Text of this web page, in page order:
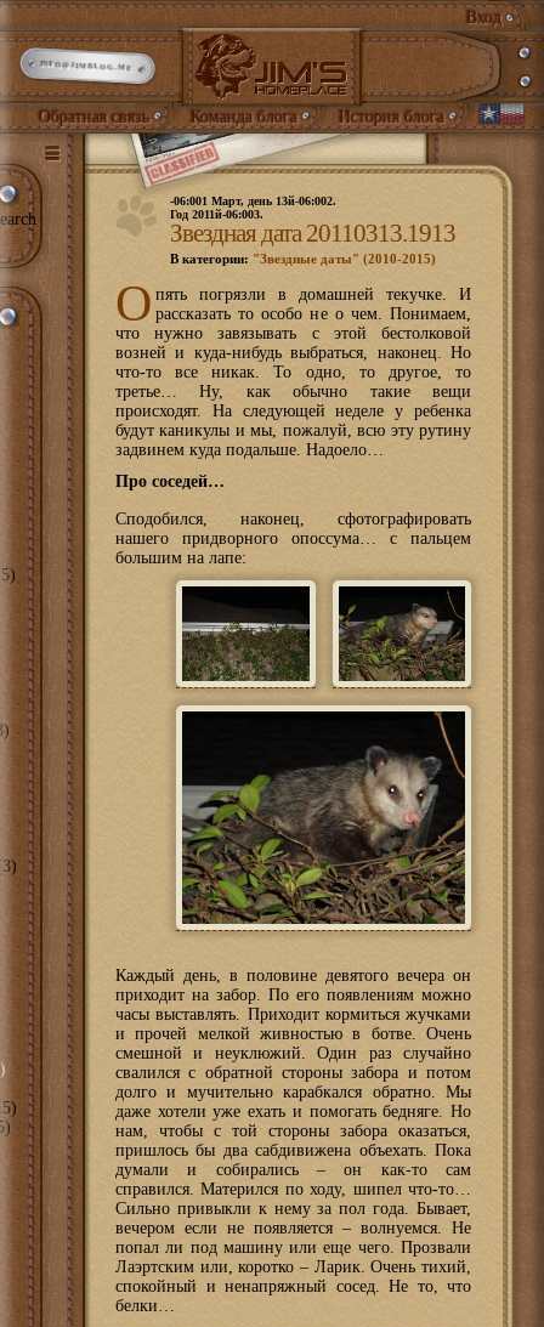
Вход
INFO@JIMBLOG.ME
Обратная связь Команда блога История блога
-06:001 Март, день 13й-06:002.
Год 2011й-06:003.
Звездная дата 20110313.1913
В категории: "Звездные даты" (2010-2015)
О пять погрязли в домашней текучке. И
рассказать то особо не о чем. Понимаем,
что нужно завязывать с этой бестолковой
возней и куда-нибудь выбраться, наконец. Но
что-то все никак. То одно, то другое, то
третье… Ну, как обычно такие вещи
происходят. На следующей неделе у ребенка
будут каникулы и мы, пожалуй, всю эту рутину
задвинем куда подальше. Надоело…
Про соседей…
Сподобился, наконец, сфотографировать
нашего придворного опоссума… с пальцем
большим на лапе:
Каждый день, в половине девятого вечера он
приходит на забор. По его появлениям можно
часы выставлять. Приходит кормиться жучками
и прочей мелкой живностью в ботве. Очень
смешной и неуклюжий. Один раз случайно
свалился с обратной стороны забора и потом
долго и мучительно карабкался обратно. Мы
даже хотели уже ехать и помогать бедняге. Но
нам, чтобы с той стороны забора оказаться,
пришлось бы два сабдивижена объехать. Пока
думали и собирались – он как-то сам
справился. Матерился по ходу, шипел что-то…
Сильно привыкли к нему за пол года. Бывает,
вечером если не появляется – волнуемся. Не
попал ли под машину или еще чего. Прозвали
Лаэртским или, коротко – Ларик. Очень тихий,
спокойный и ненапряжный сосед. Не то, что
белки…